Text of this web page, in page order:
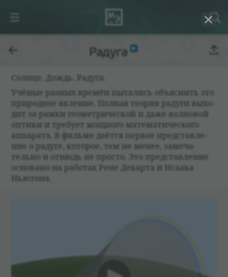
Радуга
Солнце. Дождь. Радуга.
Учё­ные раз­ных времён пыта­лись объяс­нить это
при­род­ное явле­ние. Пол­ная тео­рия радуги выхо­
дит за рамки геомет­ри­че­ской и даже вол­но­вой
оптики и тре­бует мощ­ного матема­ти­че­ского
аппа­рата. В фильме даётся пер­вое пред­став­ле­
ние о радуге, кото­рое, тем не менее, заме­ча­
тельно и отнюдь не про­сто. Это пред­став­ле­ние
осно­вано на рабо­тах Рене Декарта и Иса­ака
Нью­тона.